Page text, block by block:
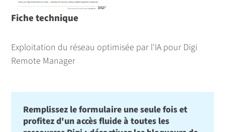
Exploitation du réseau optimisée par l'IA pour Digi
Remote Manager
Remplissez le formulaire une seule fois et
profitez d'un accès fluide à toutes les
Fiche technique